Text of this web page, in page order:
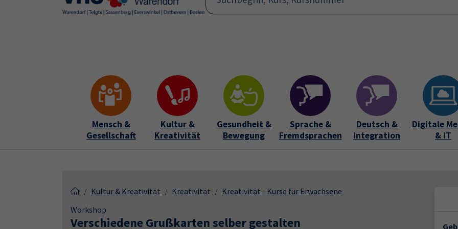
Skip to main content
Skip to page footer
Mensch &
Gesellschaft
Kultur &
Kreativität
Gesundheit &
Bewegung
Sprache &
Fremdsprachen
Deutsch &
Integration
Digitale
& IT
Kultur & Kreativität Kreativität
Kreativität - Kurse für Erwachsene
Workshop
Verschiedene Grußkarten selber gestalten